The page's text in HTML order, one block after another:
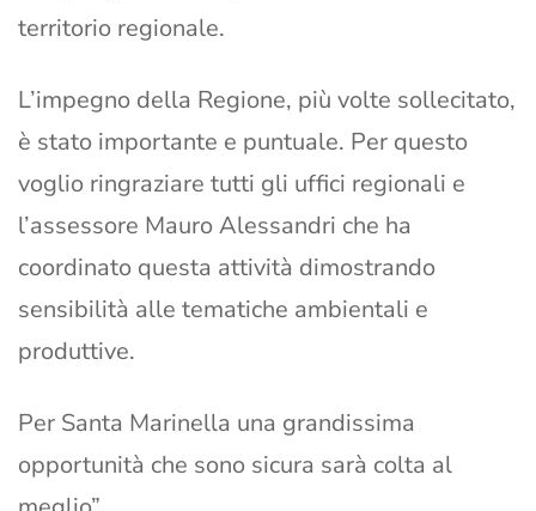
territorio regionale.
L’impegno della Regione, più volte sollecitato,
è stato importante e puntuale. Per questo
voglio ringraziare tutti gli uffici regionali e
l’assessore Mauro Alessandri che ha
coordinato questa attività dimostrando
sensibilità alle tematiche ambientali e
produttive.
Per Santa Marinella una grandissima
opportunità che sono sicura sarà colta al